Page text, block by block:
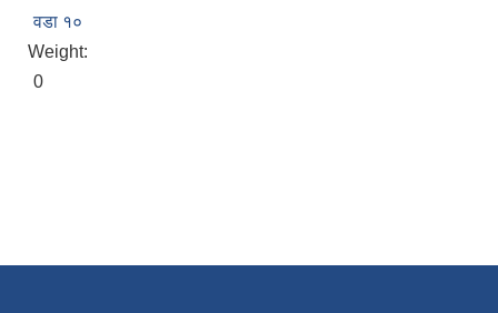
वडा १०
Weight:
0